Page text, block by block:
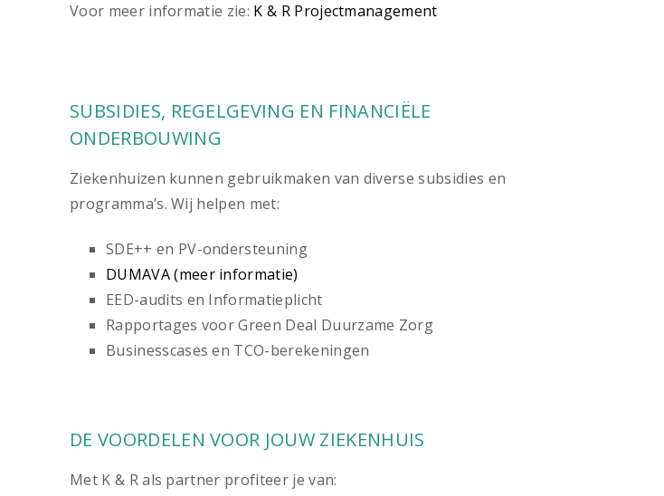
Voor meer informatie zie: K & R Projectmanagement
SUBSIDIES, REGELGEVING EN FINANCIËLE
ONDERBOUWING
Ziekenhuizen kunnen gebruikmaken van diverse subsidies en
programma’s. Wij helpen met:
SDE++ en PV-ondersteuning
DUMAVA (meer informatie)
EED-audits en Informatieplicht
Rapportages voor Green Deal Duurzame Zorg
Businesscases en TCO-berekeningen
DE VOORDELEN VOOR JOUW ZIEKENHUIS
Met K & R als partner profiteer je van: